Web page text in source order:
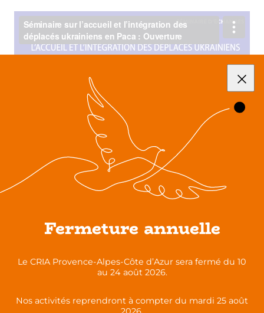
Partagez cette publication sur :
Fermeture annuelle
Le CRIA Provence-Alpes-Côte d’Azur sera fermé du 10
au 24 août 2026.
Nos activités reprendront à compter du mardi 25 août